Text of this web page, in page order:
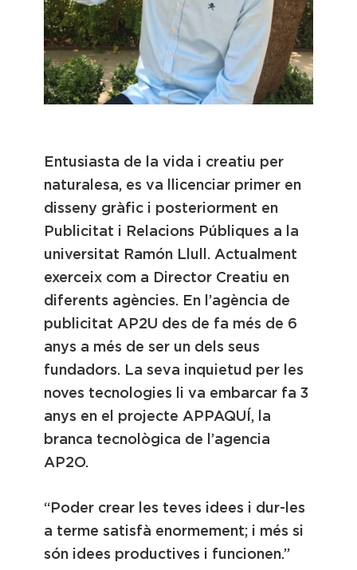
Entusiasta de la vida i creatiu per
naturalesa, es va llicenciar primer en
disseny gràfic i posteriorment en
Publicitat i Relacions Públiques a la
universitat Ramón Llull. Actualment
exerceix com a Director Creatiu en
diferents agències. En l’agència de
publicitat AP2U des de fa més de 6
anys a més de ser un dels seus
fundadors. La seva inquietud per les
noves tecnologies li va embarcar fa 3
anys en el projecte APPAQUÍ, la
branca tecnològica de l’agencia
AP2O.
“Poder crear les teves idees i dur-les
a terme satisfà enormement; i més si
són idees productives i funcionen.”